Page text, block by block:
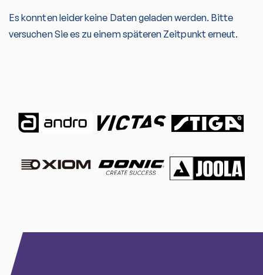
Es konnten leider keine Daten geladen werden. Bitte
versuchen Sie es zu einem späteren Zeitpunkt erneut.